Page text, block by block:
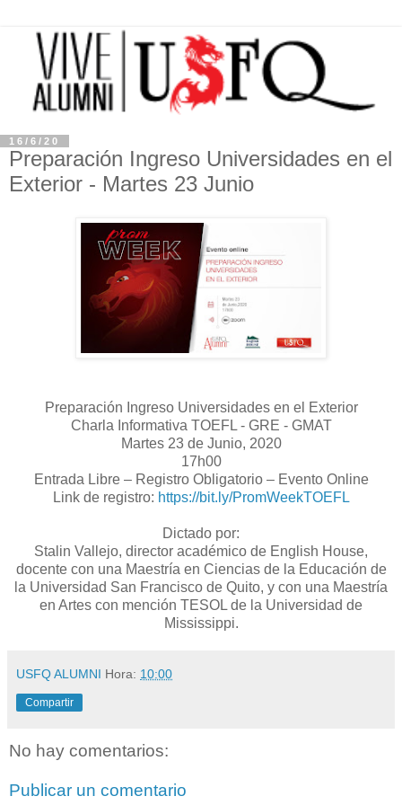
16/6/20
Preparación Ingreso Universidades en el
Exterior - Martes 23 Junio
Preparación Ingreso Universidades en el Exterior
Charla Informativa TOEFL - GRE - GMAT
Martes 23 de Junio, 2020
17h00
Entrada Libre – Registro Obligatorio – Evento Online
Link de registro: https://bit.ly/PromWeekTOEFL
Dictado por:
Stalin Vallejo, director académico de English House,
docente con una Maestría en Ciencias de la Educación de
la Universidad San Francisco de Quito, y con una Maestría
en Artes con mención TESOL de la Universidad de
Mississippi.
USFQ ALUMNI Hora: 10:00
Compartir
No hay comentarios:
Publicar un comentario